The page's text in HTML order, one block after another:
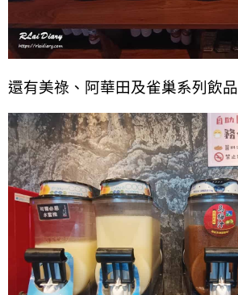
還有美祿、阿華田及雀巢系列飲品